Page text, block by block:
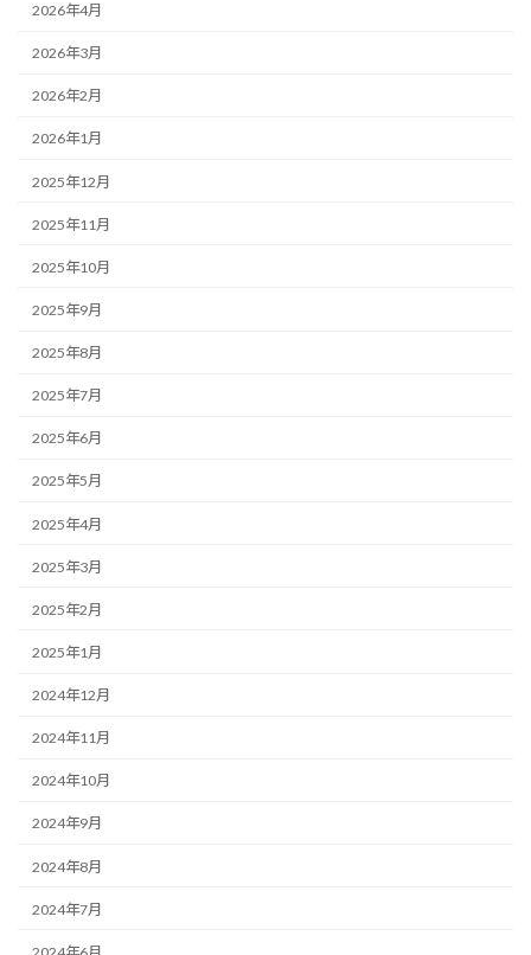
2026年4月
2026年3月
2026年2月
2026年1月
2025年12月
2025年11月
2025年10月
2025年9月
2025年8月
2025年7月
2025年6月
2025年5月
2025年4月
2025年3月
2025年2月
2025年1月
2024年12月
2024年11月
2024年10月
2024年9月
2024年8月
2024年7月